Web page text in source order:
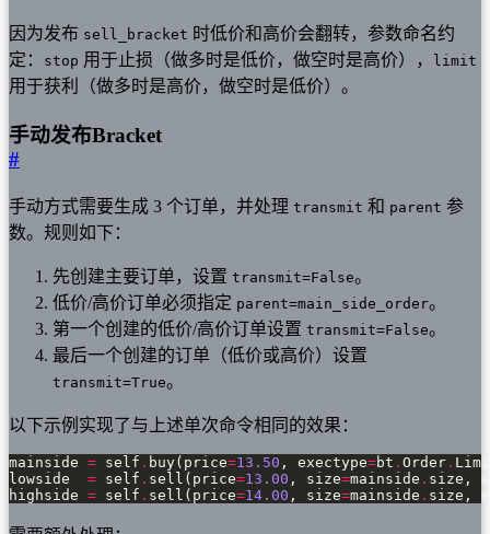
因为发布 sell_bracket 时低价和高价会翻转，参数命名约
定：
stop 用于止损（做多时是低价，做空时是高价）， limit
用于获利（做多时是高价，做空时是低价）。
手动发布Bracket
#
手动方式需要生成 3 个订单，并处理 transmit 和 parent 参
数。规则如下：
先创建主要订单，设置 transmit=False。
低价/高价订单必须指定 parent=main_side_order。
第一个创建的低价/高价订单设置 transmit=False。
最后一个创建的订单（低价或高价）设置
transmit=True。
以下示例实现了与上述单次命令相同的效果：
mainside = self . buy(price=13.50 , exectype=bt . Order .
lowside = self . sell(price=13.00 , size=mainside . size,
highside = self . sell(price=14.00 , size=mainside . size,